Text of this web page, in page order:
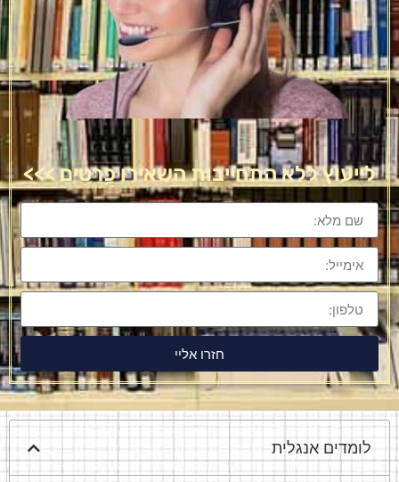
לייעוץ ללא התחייבות השאירו פרטים >>>
חזרו אליי
לומדים אנגלית